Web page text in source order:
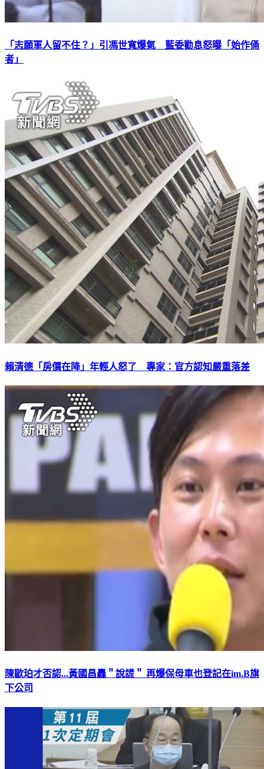
「志願軍人留不住？」引馮世寬爆氣 藍委勸息怒曝「始作俑
者」
賴清德「房價在降」年輕人怒了 專家：官方認知嚴重落差
陳歐珀才否認...黃國昌轟＂說謊＂ 再爆保母車也登記在im.B旗
下公司